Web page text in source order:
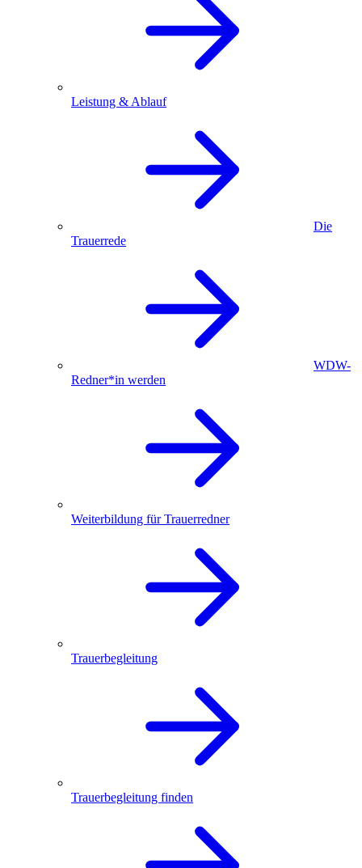
Leistung & Ablauf
Die
Trauerrede
WDW-
Redner*in werden
Weiterbildung für Trauerredner
Trauerbegleitung
Trauerbegleitung finden